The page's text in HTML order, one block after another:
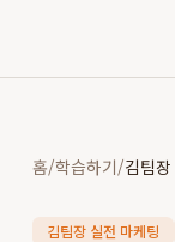
홈/학습하기/
김팀장 실전 마케팅